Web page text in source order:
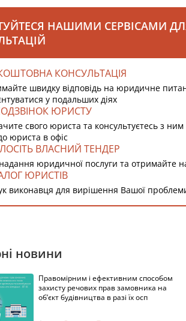
НАШИМИ СЕРВІСАМИ
КОНСУЛЬТАЦІЯ
швидку відповідь на юридичне
у подальших діях
ЮРИСТУ
свого юриста та консультуєтесь з
юриста в офіс
ВЛАСНИЙ ТЕНДЕР
юридичної послуги та отримайте
ЮРИСТІВ
виконавця для вирішення Вашої
новини
Правомірним і ефективним способом
захисту речових прав замовника на
об’єкт будівництва в разі їх осп